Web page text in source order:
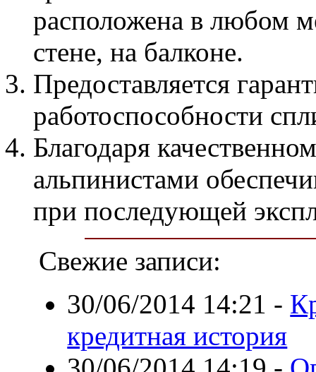
расположена в любом
стене, на балконе.
Предоставляется
работоспособности
Благодаря
альпинистами
при последующей
Свежие записи:
30/06/2014 14:21 -
кредитная история